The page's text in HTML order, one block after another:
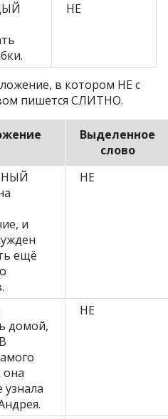
НЕ
в котором НЕ с
пишется СЛИТНО.
Выделенное
слово
и
ещё
НЕ
домой,
она
узнала
НЕ